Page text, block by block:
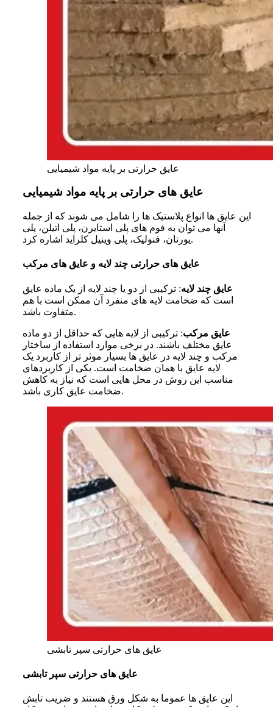
عایق حرارتی بر پایه مواد شیمیایی
عایق های حرارتی بر پایه مواد شیمیایی
این عایق‌ ها انواع پلاستیک‌ ها را شامل می‌ شوند که از جمله
آنها می‌ توان به فوم‌ های پلی استایرن، پلی اتیلن، پلی
یورتان، فنولیک، پلی وینیل کلراید اشاره کرد.
عایق های حرارتی چند لایه و عایق های مرکب
عایق چند لایه: ترکیبی از دو یا چند لایه از یک ماده عایق
است که ضخامت لایه‌ های منفرد آن ممکن است با هم
متفاوت باشد.
عایق مرکب: ترکیبی از لایه‌ هایی که حداقل از دو ماده
عایق مختلف باشند. در برخی موارد استفاده از ساختار
مرکب و چند لایه در عایق‌ ها بسیار موثر تر از کاربرد یک
لایه عایق با همان ضخامت است. یکی از کاربردهای
مناسب این روش در محل‌ هایی است که نیاز به کاهش
ضخامت عایق کاری باشد.
عایق های حرارتی سپر تابشی
عایق های حرارتی سپر تابشی
این عایق ها عموما به شکل ورق هستند و ضریب تابش